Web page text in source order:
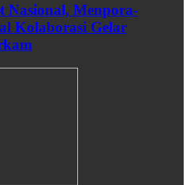
Nasional, Menpora-
Kolaborasi Gelar